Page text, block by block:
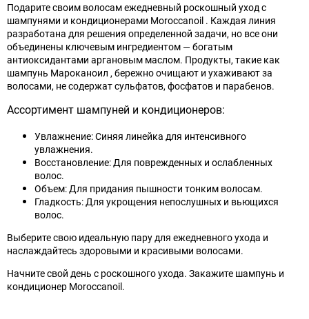
Подарите своим волосам ежедневный роскошный уход с
шампунями и кондиционерами Moroccanoil . Каждая линия
разработана для решения определенной задачи, но все они
объединены ключевым ингредиентом — богатым
антиоксидантами аргановым маслом. Продукты, такие как
шампунь Мароканоил , бережно очищают и ухаживают за
волосами, не содержат сульфатов, фосфатов и парабенов.
Ассортимент шампуней и кондиционеров:
Увлажнение: Синяя линейка для интенсивного
увлажнения.
Восстановление: Для поврежденных и ослабленных
волос.
Объем: Для придания пышности тонким волосам.
Гладкость: Для укрощения непослушных и вьющихся
волос.
Выберите свою идеальную пару для ежедневного ухода и
наслаждайтесь здоровыми и красивыми волосами.
Начните свой день с роскошного ухода. Закажите шампунь и
кондиционер Moroccanoil.